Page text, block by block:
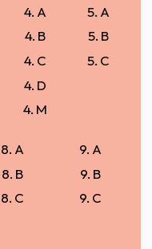
4. A
4. B
4. C
4. D
4. M
5. A
5. B
5. C
8. A
8. B
8. C
9. A
9. B
9. C